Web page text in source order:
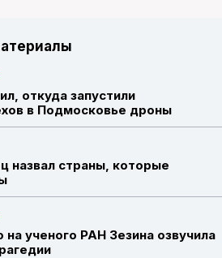
откуда запустили
в Подмосковье дроны
назвал страны, которые
ученого РАН Зезина озвучила